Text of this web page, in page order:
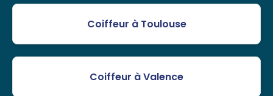
Coiffeur à Toulouse
Coiffeur à Valence